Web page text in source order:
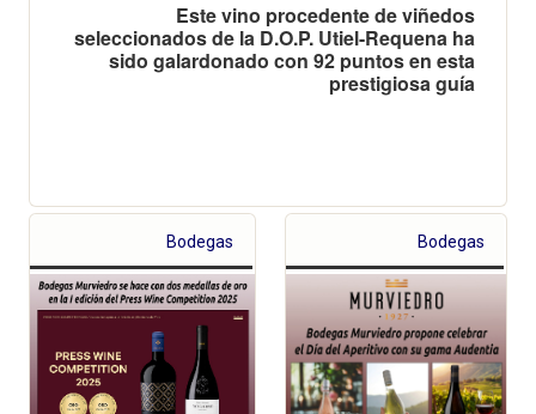
Este vino procedente de viñedos
seleccionados de la D.O.P. Utiel-Requena ha
sido galardonado con 92 puntos en esta
prestigiosa guía
Bodegas Bodegas